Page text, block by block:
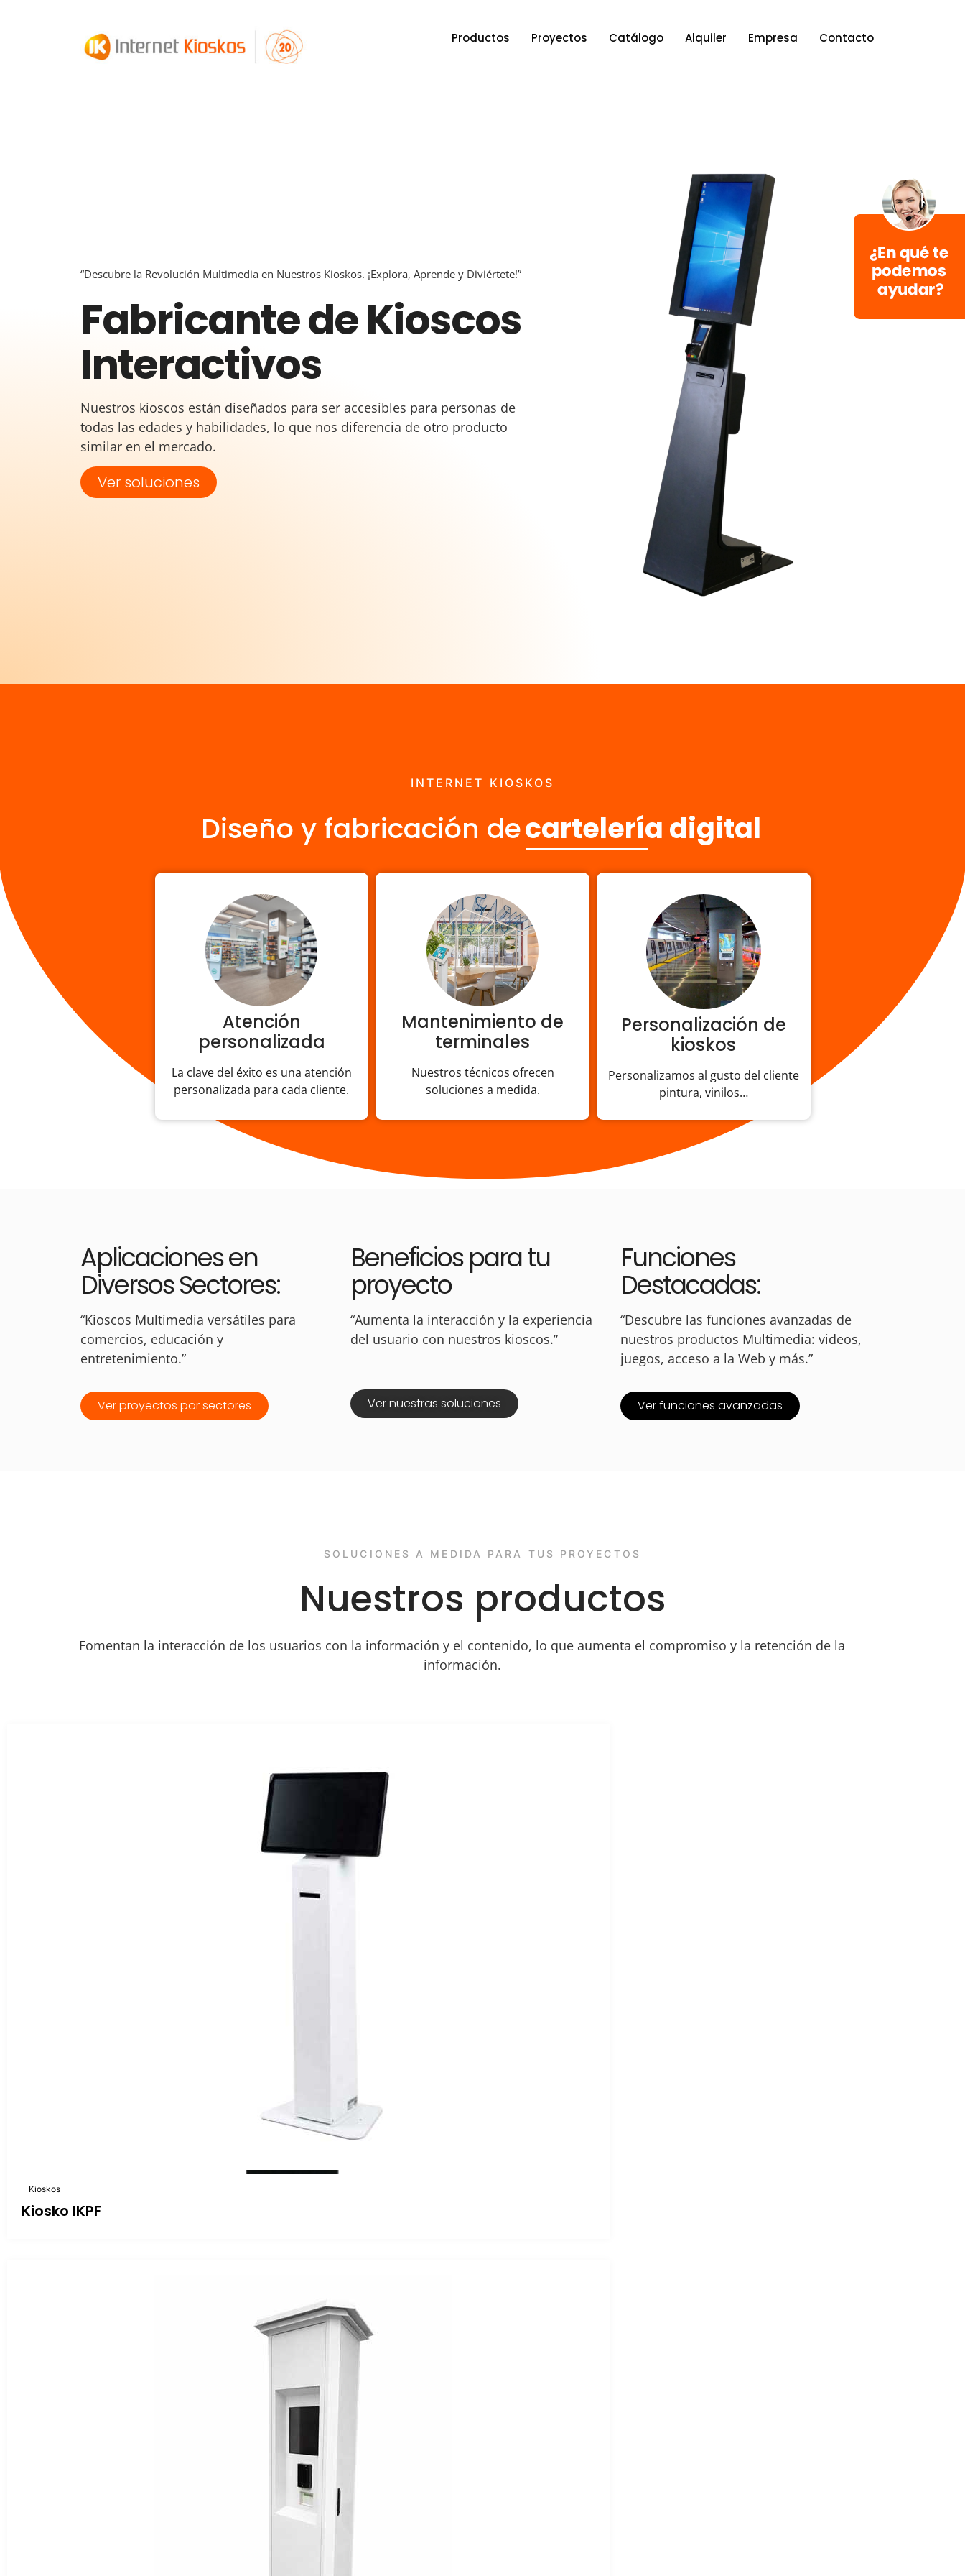
Productos Proyectos Catálogo Alquiler Empresa Contacto
“Descubre la Revolución Multimedia en Nuestros Kioskos. ¡Explora, Aprende y Diviértete!”
Fabricante de Kioscos
Interactivos
Nuestros kioscos están diseñados para ser accesibles para personas de
todas las edades y habilidades, lo que nos diferencia de otro producto
similar en el mercado.
Ver soluciones
INTERNET KIOSKOS
Diseño y fabricación decartelería digital
Atención
personalizada
La clave del éxito es una atención
personalizada para cada cliente.
Mantenimiento de
terminales
Nuestros técnicos ofrecen
soluciones a medida.
Personalización de
kioskos
Personalizamos al gusto del cliente
pintura, vinilos…
Aplicaciones en
Diversos Sectores:
“Kioscos Multimedia versátiles para
comercios, educación y
entretenimiento.”
Ver proyectos por sectores
Beneficios para tu
proyecto
“Aumenta la interacción y la experiencia
del usuario con nuestros kioscos.”
Ver nuestras soluciones
Funciones
Destacadas:
“Descubre las funciones avanzadas de
nuestros productos Multimedia: videos,
juegos, acceso a la Web y más.”
Ver funciones avanzadas
SOLUCIONES A MEDIDA PARA TUS PROYECTOS
Nuestros productos
Fomentan la interacción de los usuarios con la información y el contenido, lo que aumenta el compromiso y la retención de la
información.
Kioskos
Kiosko IKPF